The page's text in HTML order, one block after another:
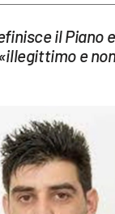
il Piano
e